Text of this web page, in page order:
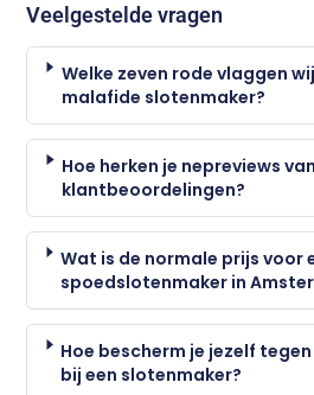
Veelgestelde vragen
Welke zeven rode vlaggen
malafide slotenmaker?
Hoe herken je nepreviews
klantbeoordelingen?
Wat is de normale prijs voor
spoedslotenmaker in
Hoe bescherm je jezelf
bij een slotenmaker?